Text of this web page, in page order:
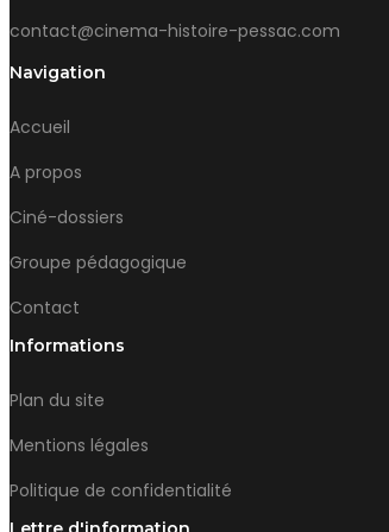
contact@cinema-histoire-pessac.com
Navigation
Accueil
A propos
Ciné-dossiers
Groupe pédagogique
Contact
Informations
Plan du site
Mentions légales
Politique de confidentialité